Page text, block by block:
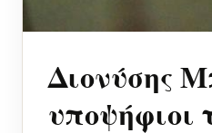
Διονύσης